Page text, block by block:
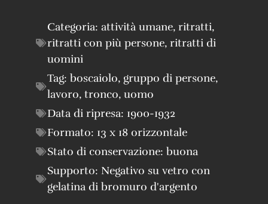
Categoria: attività umane, ritratti,
ritratti con più persone, ritratti di
uomini
Tag: boscaiolo, gruppo di persone,
lavoro, tronco, uomo
Data di ripresa: 1900-1932
Formato: 13 x 18 orizzontale
Stato di conservazione: buona
Supporto: Negativo su vetro con
gelatina di bromuro d'argento